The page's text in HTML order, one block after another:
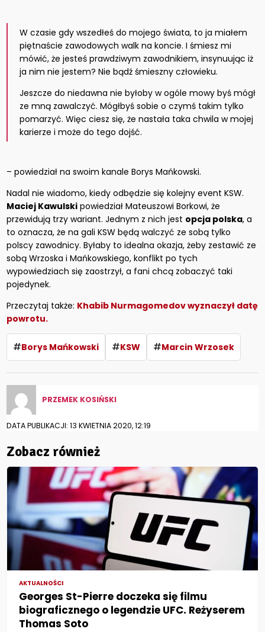
W czasie gdy wszedłeś do mojego świata, to ja miałem
piętnaście zawodowych walk na koncie. I śmiesz mi
mówić, że jesteś prawdziwym zawodnikiem, insynuując iż
ja nim nie jestem? Nie bądź śmieszny człowieku.
Jeszcze do niedawna nie byłoby w ogóle mowy byś mógł
ze mną zawalczyć. Mógłbyś sobie o czymś takim tylko
pomarzyć. Więc ciesz się, że nastała taka chwila w mojej
karierze i może do tego dojść.
– powiedział na swoim kanale Borys Mańkowski.
Nadal nie wiadomo, kiedy odbędzie się kolejny event KSW.
Maciej Kawulski powiedział Mateuszowi Borkowi, że
przewidują trzy wariant. Jednym z nich jest opcja polska, a
to oznacza, że na gali KSW będą walczyć ze sobą tylko
polscy zawodnicy. Byłaby to idealna okazja, żeby zestawić ze
sobą Wrzoska i Mańkowskiego, konflikt po tych
wypowiedziach się zaostrzył, a fani chcą zobaczyć taki
pojedynek.
Przeczytaj także: Khabib Nurmagomedov wyznaczył datę
powrotu.
#Borys Mańkowski #KSW #Marcin Wrzosek
PRZEMEK KOSIŃSKI
DATA PUBLIKACJI: 13 KWIETNIA 2020, 12:19
Zobacz również
AKTUALNOŚCI
Georges St-Pierre doczeka się filmu
biograficznego o legendzie UFC. Reżyserem
Thomas Soto